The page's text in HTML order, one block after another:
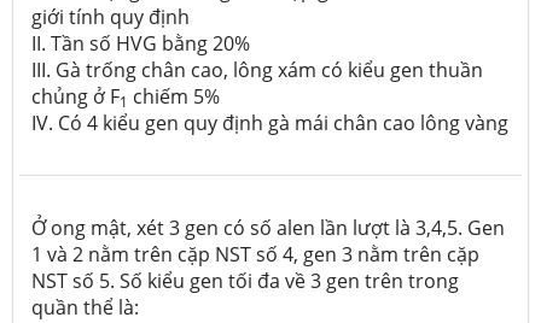
giới tính quy định
II. Tần số HVG bằng 20%
III. Gà trống chân cao, lông xám có kiểu gen thuần
chủng ở F1 chiếm 5%
IV. Có 4 kiểu gen quy định gà mái chân cao lông vàng
Ở ong mật, xét 3 gen có số alen lần lượt là 3,4,5. Gen
1 và 2 nằm trên cặp NST số 4, gen 3 nằm trên cặp
NST số 5. Số kiểu gen tối đa về 3 gen trên trong
quần thể là: